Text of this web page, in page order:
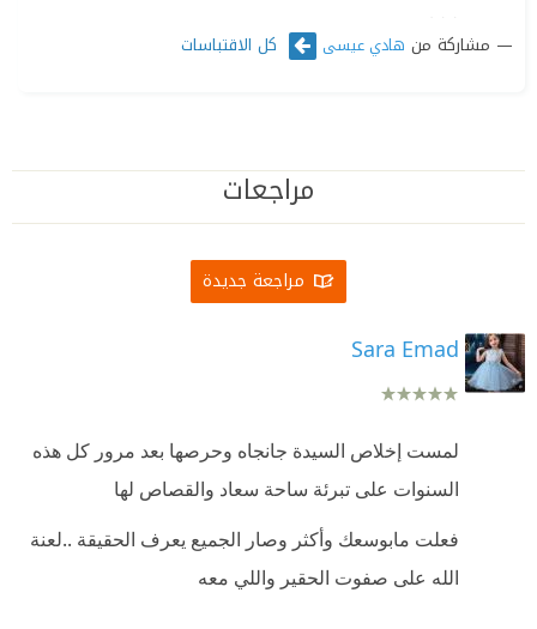
‫ ‏بني أدم بيموت يوماتي..‏
مشاركة من هادي عيسى كل الاقتباسات
مراجعات
مراجعة جديدة
Sara Emad
لمست إخلاص السيدة جانجاه وحرصها بعد مرور كل هذه
السنوات على تبرئة ساحة سعاد والقصاص لها
فعلت مابوسعك وأكثر وصار الجميع يعرف الحقيقة ..لعنة
الله على صفوت الحقير واللي معه